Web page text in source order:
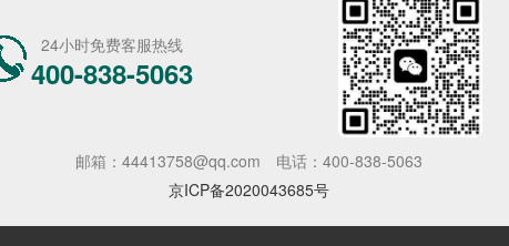
24小时免费客服热线
400-838-5063
邮箱：44413758@qq.com
电话：400-838-5063
京ICP备2020043685号